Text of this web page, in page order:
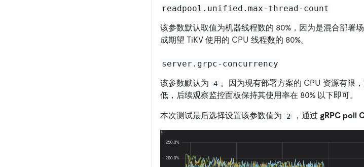
readpool.unified.max-thread-count
该参数默认取值为机器线程数的 80%，因为是混合部署
成期望 TiKV 使用的 CPU 线程数的 80%。
server.grpc-concurrency
该参数默认为
4 。因为现有部署方案的 CPU 资源有限
低，后续观察监控面板保持其使用率在 80% 以下即可。
本次测试最后选择设置该参数值为 2 ，通过 gRPC poll